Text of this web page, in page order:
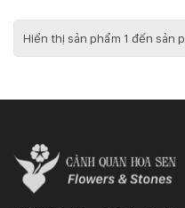
Đà
168
Võ
Hiển thị sản phẩm 1 đến sản